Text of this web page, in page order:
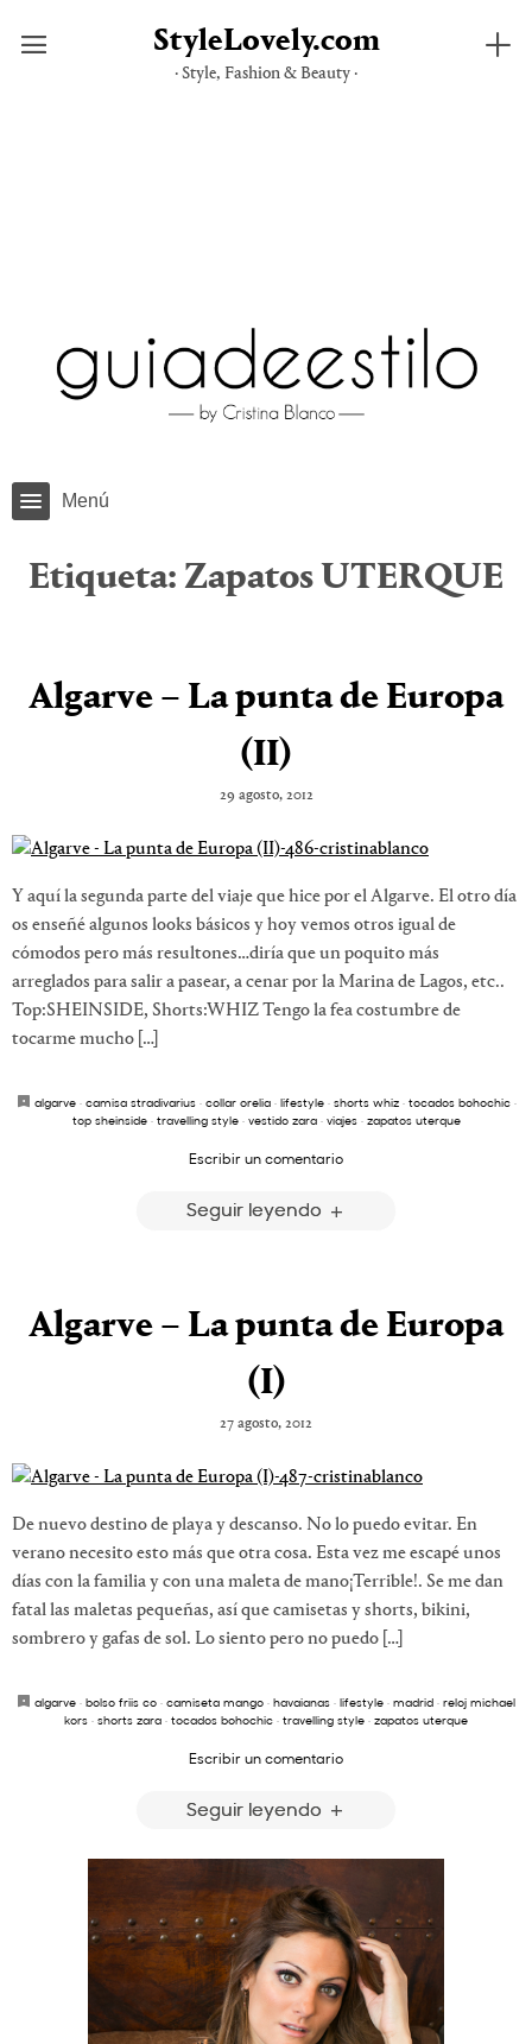
StyleLovely.com
· Style, Fashion & Beauty ·
Menú
Etiqueta: Zapatos UTERQUE
Algarve – La punta de Europa
(II)
29 agosto, 2012
Y aquí la segunda parte del viaje que hice por el Algarve. El otro día
os enseñé algunos looks básicos y hoy vemos otros igual de
cómodos pero más resultones…diría que un poquito más
arreglados para salir a pasear, a cenar por la Marina de Lagos, etc..
Top:SHEINSIDE, Shorts:WHIZ Tengo la fea costumbre de
tocarme mucho […]
algarve· camisa stradivarius· collar orelia· lifestyle· shorts whiz· tocados bohochic·
top sheinside· travelling style· vestido zara· viajes· zapatos uterque
Escribir un comentario
Seguir leyendo
Algarve – La punta de Europa
(I)
27 agosto, 2012
De nuevo destino de playa y descanso. No lo puedo evitar. En
verano necesito esto más que otra cosa. Esta vez me escapé unos
días con la familia y con una maleta de mano¡Terrible!. Se me dan
fatal las maletas pequeñas, así que camisetas y shorts, bikini,
sombrero y gafas de sol. Lo siento pero no puedo […]
algarve · bolso friis co · camiseta mango · havaianas · lifestyle · madrid · reloj michael
kors · shorts zara · tocados bohochic · travelling style · zapatos uterque
Escribir un comentario
Seguir leyendo